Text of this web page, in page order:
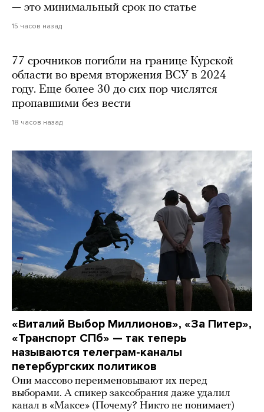
— это минимальный срок по статье
15 часов назад
77 срочников погибли на границе Курской
области во время вторжения ВСУ в 2024
году. Еще более 30 до сих пор числятся
пропавшими без вести
18 часов назад
«Виталий Выбор Миллионов», «За Питер»,
«Транспорт СПб» — так теперь
называются телеграм-каналы
петербургских политиков
Они массово переименовывают их перед
выборами. А спикер заксобрания даже удалил
канал в «Максе» (Почему? Никто не понимает)